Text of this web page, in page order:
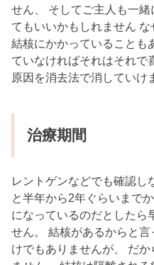
せん、 そしてご主人も一
てもいいかもしれません
結核にかかっていることも
ていなければそれはそれで
原因を消去法で消していけ
治療期間
レントゲンなどでも確認し
と半年から2年ぐらいまで
になっているのだとしたら
せん。 結核があるからと
けでもありませんが、 だ